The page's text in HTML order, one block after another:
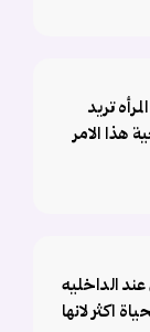
تريد
هذا الامر
الداخليه
اكثر لانها